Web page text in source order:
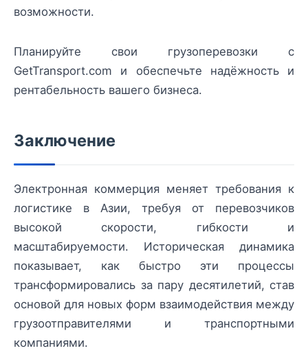
возможности.
Планируйте свои грузоперевозки с
GetTransport.com и обеспечьте надёжность и
рентабельность вашего бизнеса.
Заключение
Электронная коммерция меняет требования к
логистике в Азии, требуя от перевозчиков
высокой скорости, гибкости и
масштабируемости. Историческая динамика
показывает, как быстро эти процессы
трансформировались за пару десятилетий, став
основой для новых форм взаимодействия между
грузоотправителями и транспортными
компаниями.